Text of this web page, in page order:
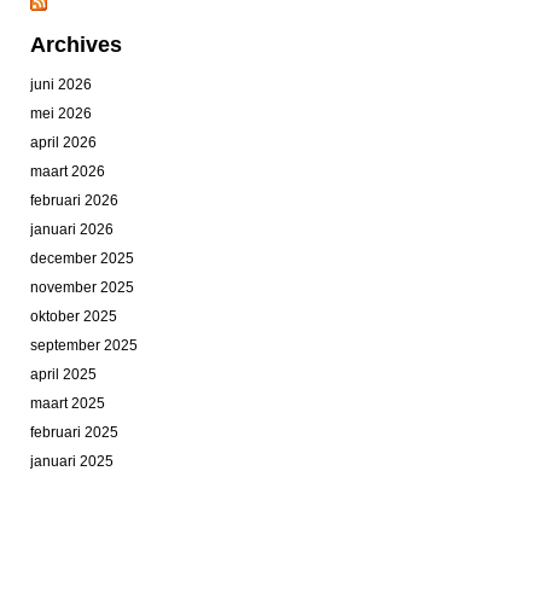
Archives
juni 2026
mei 2026
april 2026
maart 2026
februari 2026
januari 2026
december 2025
november 2025
oktober 2025
september 2025
april 2025
maart 2025
februari 2025
januari 2025